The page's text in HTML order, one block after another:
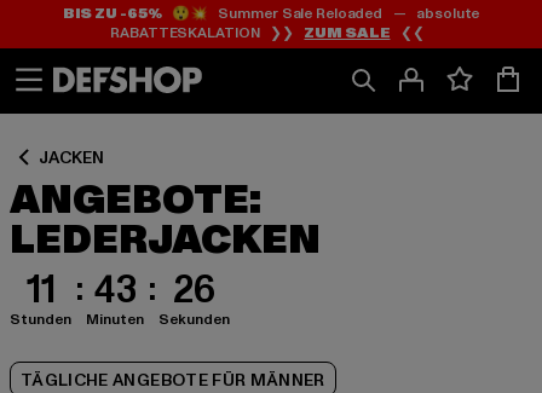
Zum
Inhalt
springen
Zum
Fußzeile
springen
BIS ZU -65%😲💥 Summer Sale Reloaded — absolute
RABATTESKALATION ❯❯ ZUM SALE ❮❮
JACKEN
ANGEBOTE:
LEDERJACKEN
11
Stunden
43
Minuten
25
Sekunden
TÄGLICHE ANGEBOTE FÜR MÄNNER
Zum
Produktraster
springen